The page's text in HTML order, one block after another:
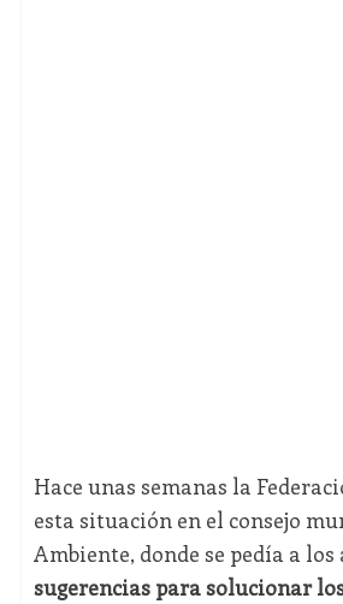
Hace unas semanas la
esta situación en el consejo
Ambiente, donde se pedía a los
sugerencias para solucionar